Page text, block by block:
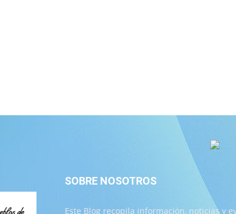
SOBRE NOSOTROS
Este Blog recopila información, noticias y